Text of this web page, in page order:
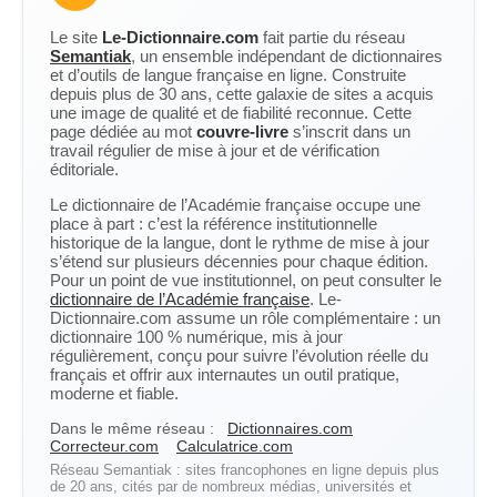
Le site Le-Dictionnaire.com fait partie du réseau
Semantiak, un ensemble indépendant de dictionnaires
et d’outils de langue française en ligne. Construite
depuis plus de 30 ans, cette galaxie de sites a acquis
une image de qualité et de fiabilité reconnue. Cette
page dédiée au mot couvre-livre s’inscrit dans un
travail régulier de mise à jour et de vérification
éditoriale.
Le dictionnaire de l’Académie française occupe une
place à part : c’est la référence institutionnelle
historique de la langue, dont le rythme de mise à jour
s’étend sur plusieurs décennies pour chaque édition.
Pour un point de vue institutionnel, on peut consulter le
dictionnaire de l’Académie française. Le-
Dictionnaire.com assume un rôle complémentaire : un
dictionnaire 100 % numérique, mis à jour
régulièrement, conçu pour suivre l’évolution réelle du
français et offrir aux internautes un outil pratique,
moderne et fiable.
Dans le même réseau :
Dictionnaires.com
Correcteur.com
Calculatrice.com
Réseau Semantiak : sites francophones en ligne depuis plus
de 20 ans, cités par de nombreux médias, universités et